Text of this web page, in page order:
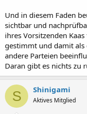
Und in diesem Faden
sichtbar und
ihres Vorsitzenden
gestimmt und damit
andere Parteien
Daran gibt es nichts zu
S Shinigami
Aktives Mitglied